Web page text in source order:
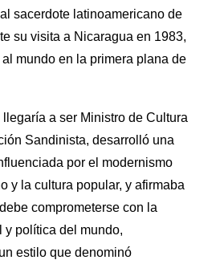
sacerdote latinoamericano de
su visita a Nicaragua en 1983,
mundo en la primera plana de
a ser Ministro de Cultura
Sandinista, desarrolló una
por el modernismo
y la cultura popular, y afirmaba
comprometerse con la
y política del mundo,
estilo que denominó